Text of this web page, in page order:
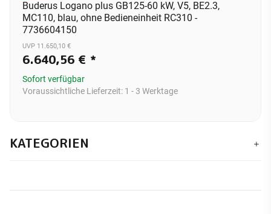
Buderus Logano plus GB125-60 kW, V5, BE2.3,
MC110, blau, ohne Bedieneinheit RC310 -
7736604150
UVP 11.650,10 €
6.640,56 € *
Sofort verfügbar
Voraussichtliche Lieferzeit: 1 - 3 Werktage
KATEGORIEN